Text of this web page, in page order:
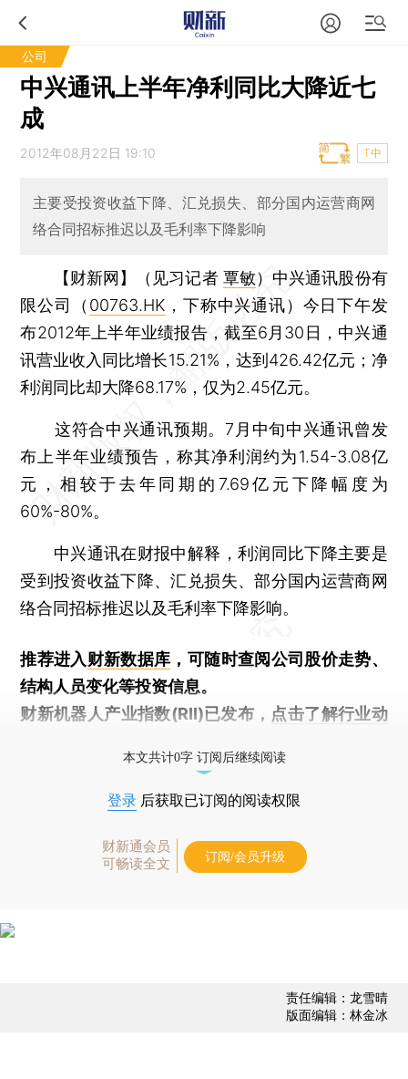
公司
中兴通讯上半年净利同比大降近七
成
2012年08月22日 19:10 T中
主要受投资收益下降、汇兑损失、部分国内运营商网
络合同招标推迟以及毛利率下降影响
【财新网】（见习记者 覃敏） 中兴通讯股份有
限公司（ 00763.HK ，下称中兴通讯）今日下午发
布2012年上半年业绩报告，截至6月30日，中兴通
讯营业收入同比增长15.21%，达到426.42亿元；净
利润同比却大降68.17%，仅为2.45亿元。
这符合中兴通讯预期。7月中旬中兴通讯曾发
布上半年业绩预告，称其净利润约为1.54-3.08亿
元，相较于去年同期的7.69亿元下降幅度为
60%-80%。
中兴通讯在财报中解释，利润同比下降主要是
受到投资收益下降、汇兑损失、部分国内运营商网
络合同招标推迟以及毛利率下降影响。
推荐进入财新数据库 ，可随时查阅公司股价走势、
结构人员变化等投资信息。
财新机器人产业指数(RII)已发布， 点击了解行业动
本文共计0字 订阅后继续阅读
登录 后获取已订阅的阅读权限
财新通会员
可畅读全文
订阅/会员升级
责任编辑：龙雪晴
版面编辑：林金冰